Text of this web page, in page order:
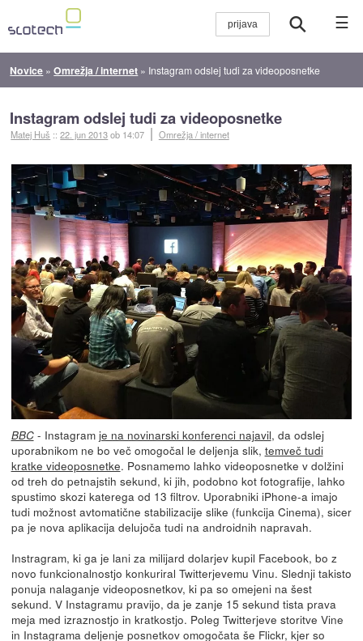
☰
Novice »Omrežja / internet » Instagram odslej tudi za videoposnetke
Instagram odslej tudi za videoposnetke
Matej Huš ::22. jun 2013ob 14:07 Omrežja / internet
BBC- Instagram je na novinarski konferenci najavil, da odslej
uporabnikom ne bo več omogočal le deljenja slik, temveč tudi
kratke videoposnetke. Posnamemo lahko videoposnetke v dolžini
od treh do petnajstih sekund, ki jih, podobno kot fotografije, lahko
spustimo skozi katerega od 13 filtrov. Uporabniki iPhone-a imajo
tudi možnost avtomatične stabilizacije slike (funkcija Cinema), sicer
pa je nova aplikacija delujoča tudi na androidnih napravah.
Instragram, ki ga je lani za milijard dolarjev kupil Facebook, bo z
novo funkcionalnostjo konkuriral Twitterjevemu Vinu. Slednji takisto
ponuja nalaganje videoposnetkov, ki pa so omejeni na šest
sekund. V Instagramu pravijo, da je zanje 15 sekund tista prava
meja med izraznostjo in kratkostjo. Poleg Twitterjeve storitve Vine
in Instagrama deljenje posnetkov omogočata še Flickr, kjer so